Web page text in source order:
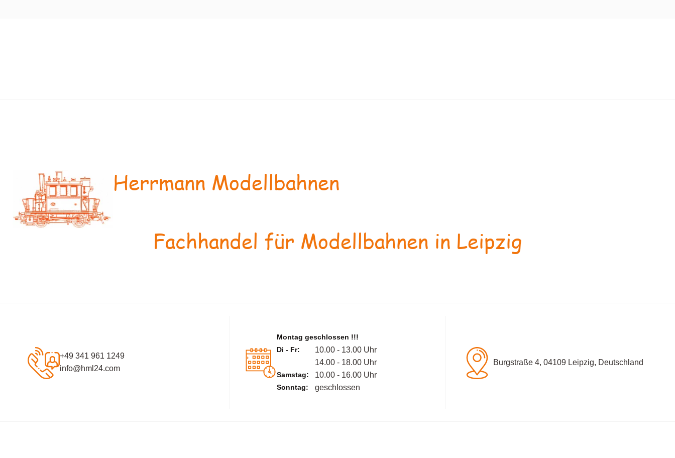
Herrmann Modellbahnen
Fachhandel für Modellbahnen in Leipzig
+49 341 961 1249
info@hml24.com
Montag geschlossen !!!
Di - Fr:
10.00 - 13.00 Uhr
14.00 - 18.00 Uhr
Samstag: 10.00 - 16.00 Uhr
Sonntag: geschlossen
Burgstraße 4, 04109 Leipzig, Deutschland